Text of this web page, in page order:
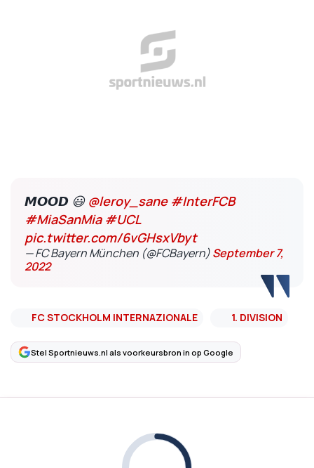
𝙈𝙊𝙊𝘿 😃 @leroy_sane #InterFCB
#MiaSanMia #UCL
pic.twitter.com/6vGHsxVbyt
— FC Bayern München (@FCBayern)September 7,
2022
FC STOCKHOLM INTERNAZIONALE 1. DIVISION
Stel Sportnieuws.nl als voorkeursbron in op Google